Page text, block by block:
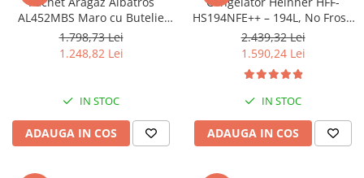
AL452MBS Maro cu Butelie
GPL 26L și Regulator Gaz – 4
Arzătoare pe Gaz, Cuptor pe
Gaz, Siguranță Plită + Cuptor,
Grătar Cuptor
1.798,73 Lei
1.248,82 Lei
IN STOC
ADAUGA IN COS
HS194NFE++ – 194L, No Frost,
6 Compartimente, Control
Electronic
2.439,32 Lei
1.590,24 Lei
IN STOC
ADAUGA IN COS